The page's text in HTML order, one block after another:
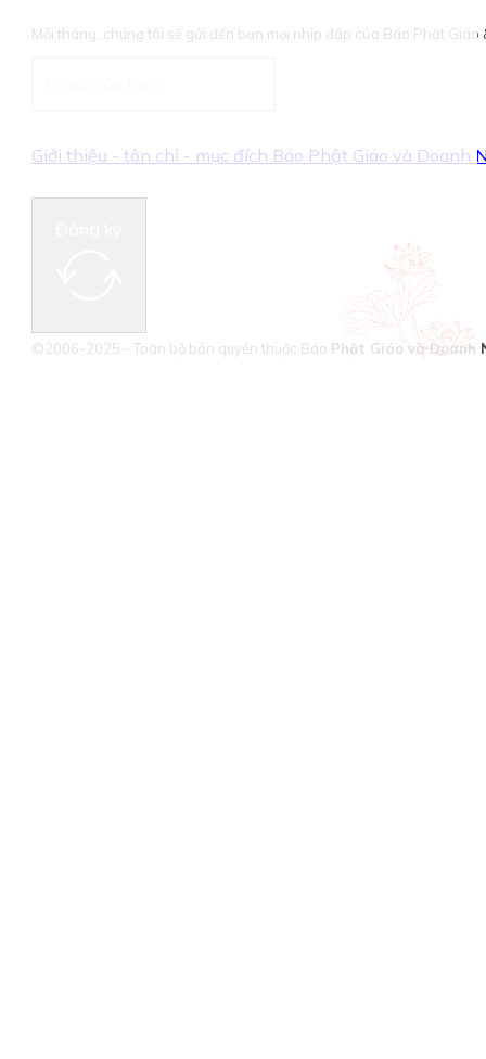
Mỗi tháng, chúng tôi sẽ gửi đến bạn mọi nhịp đập của Báo Phật Giáo
Giới thiệu - tôn chỉ - mục đích Báo Phật Giáo và Doanh
©2006-2025 - Toàn bộ bản quyền thuộc Báo Phật Giáo và Doanh